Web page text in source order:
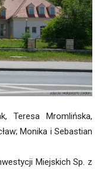
Teresa Mromlińska,
Monika i Sebastian
Miejskich Sp. z